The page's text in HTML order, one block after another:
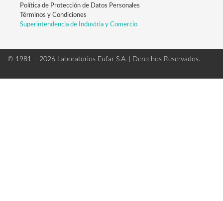
Política de Protección de Datos Personales
Términos y Condiciones
Superintendencia de Industria y Comercio
© 1981 – 2026 Laboratorios Eufar S.A. | Derechos Reservados.